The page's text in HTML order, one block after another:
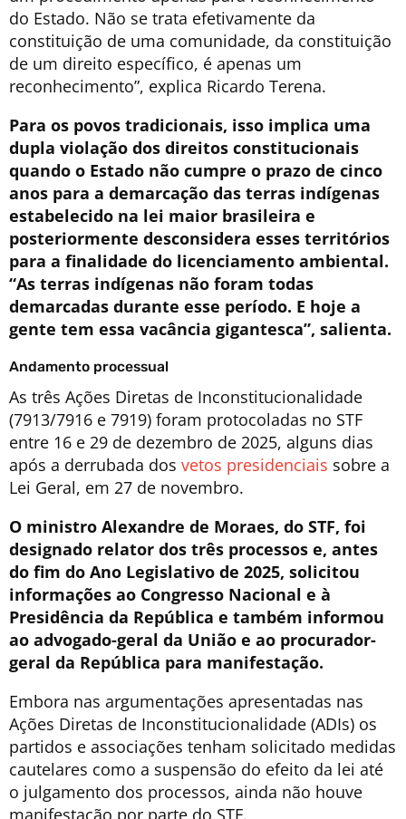
do Estado. Não se trata efetivamente da
constituição de uma comunidade, da constituição
de um direito específico, é apenas um
reconhecimento”, explica Ricardo Terena.
Para os povos tradicionais, isso implica uma
dupla violação dos direitos constitucionais
quando o Estado não cumpre o prazo de cinco
anos para a demarcação das terras indígenas
estabelecido na lei maior brasileira e
posteriormente desconsidera esses territórios
para a finalidade do licenciamento ambiental.
“As terras indígenas não foram todas
demarcadas durante esse período. E hoje a
gente tem essa vacância gigantesca”, salienta.
Andamento processual
As três Ações Diretas de Inconstitucionalidade
(7913/7916 e 7919) foram protocoladas no STF
entre 16 e 29 de dezembro de 2025, alguns dias
após a derrubada dos vetos presidenciais sobre a
Lei Geral, em 27 de novembro.
O ministro Alexandre de Moraes, do STF, foi
designado relator dos três processos e, antes
do fim do Ano Legislativo de 2025, solicitou
informações ao Congresso Nacional e à
Presidência da República e também informou
ao advogado-geral da União e ao procurador-
geral da República para manifestação.
Embora nas argumentações apresentadas nas
Ações Diretas de Inconstitucionalidade (ADIs) os
partidos e associações tenham solicitado medidas
cautelares como a suspensão do efeito da lei até
o julgamento dos processos, ainda não houve
manifestação por parte do STF.